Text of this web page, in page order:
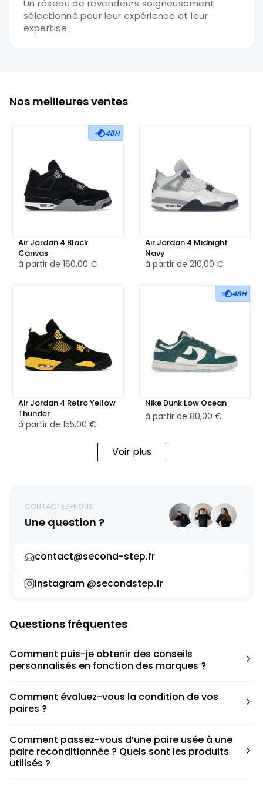
Un réseau de revendeurs soigneusement
sélectionné pour leur expérience et leur
expertise.
Nos meilleures ventes
48H
Air Jordan 4 Black
Canvas
à partir de 160,00 €
Air Jordan 4 Midnight
Navy
à partir de 210,00 €
Air Jordan 4 Retro Yellow
Thunder
à partir de 155,00 €
48H
Nike Dunk Low Ocean
à partir de 80,00 €
Voir plus
CONTACTEZ-NOUS
Une question ?
contact@second-step.fr
Instagram @secondstep.fr
Questions fréquentes
Comment puis-je obtenir des conseils
personnalisés en fonction des marques ?
pour déterminer la taille appropriée, que ce soit une taille
en dessous, au-dessus ou correspondant à votre taille
Comment évaluez-vous la condition de vos
paires ?
défauts spécifiques de chaque paire.
Comment passez-vous d’une paire usée à une
paire reconditionnée ? Quels sont les produits
utilisés ?